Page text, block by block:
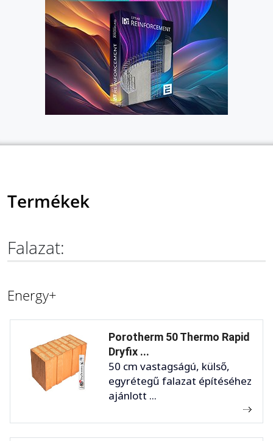
Termékek
Falazat:
Energy+
Porotherm 50 Thermo Rapid
Dryfix ...
50 cm vastagságú, külső,
egyrétegű falazat építéséhez
ajánlott ...